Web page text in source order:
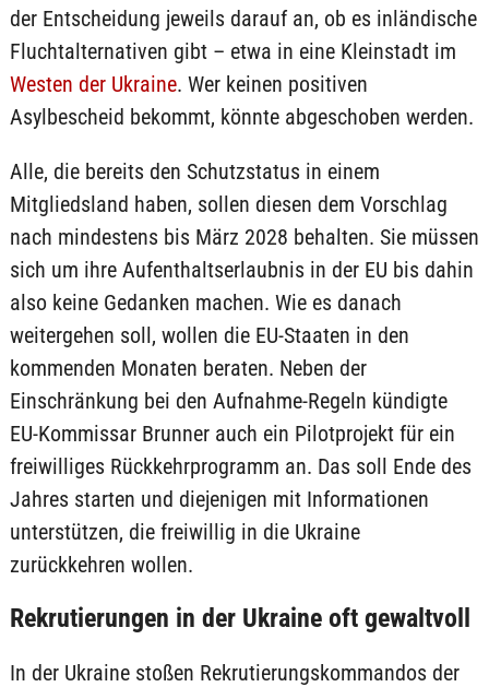
der Entscheidung jeweils darauf an, ob es inländische
Fluchtalternativen gibt – etwa in eine Kleinstadt im
Westen der Ukraine. Wer keinen positiven
Asylbescheid bekommt, könnte abgeschoben werden.
Alle, die bereits den Schutzstatus in einem
Mitgliedsland haben, sollen diesen dem Vorschlag
nach mindestens bis März 2028 behalten. Sie müssen
sich um ihre Aufenthaltserlaubnis in der EU bis dahin
also keine Gedanken machen. Wie es danach
weitergehen soll, wollen die EU-Staaten in den
kommenden Monaten beraten. Neben der
Einschränkung bei den Aufnahme-Regeln kündigte
EU-Kommissar Brunner auch ein Pilotprojekt für ein
freiwilliges Rückkehrprogramm an. Das soll Ende des
Jahres starten und diejenigen mit Informationen
unterstützen, die freiwillig in die Ukraine
zurückkehren wollen.
Rekrutierungen in der Ukraine oft gewaltvoll
In der Ukraine stoßen Rekrutierungskommandos der